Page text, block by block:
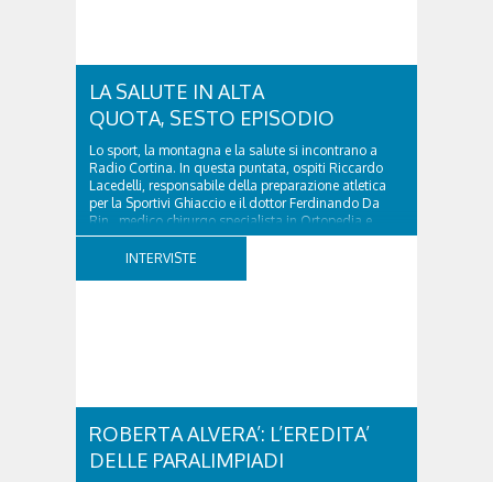
LA SALUTE IN ALTA
QUOTA, SESTO EPISODIO
Lo sport, la montagna e la salute si incontrano a
Radio Cortina. In questa puntata, ospiti Riccardo
Lacedelli, responsabile della preparazione atletica
per la Sportivi Ghiaccio e il dottor Ferdinando Da
Rin, medico chirurgo specialista in Ortopedia e
Traumatologia di Ospedale Cortina. GVM...
INTERVISTE
ROBERTA ALVERA’: L’EREDITA’
DELLE PARALIMPIADI